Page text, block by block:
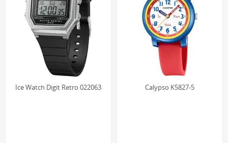
Ice Watch Digit Retro 022063 Calypso K5827-5